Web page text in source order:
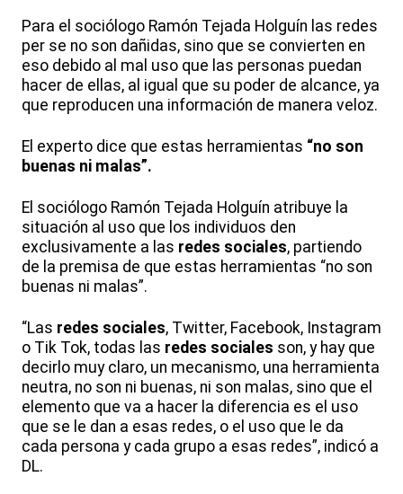
Para el sociólogo Ramón Tejada Holguín las redes
per se no son dañidas, sino que se convierten en
eso debido al mal uso que las personas puedan
hacer de ellas, al igual que su poder de alcance, ya
que reproducen una información de manera veloz.
El experto dice que estas herramientas “no son
buenas ni malas”.
El sociólogo Ramón Tejada Holguín atribuye la
situación al uso que los individuos den
exclusivamente a las redes sociales, partiendo
de la premisa de que estas herramientas “no son
buenas ni malas”.
“Las redes sociales, Twitter, Facebook, Instagram
o Tik Tok, todas las redes sociales son, y hay que
decirlo muy claro, un mecanismo, una herramienta
neutra, no son ni buenas, ni son malas, sino que el
elemento que va a hacer la diferencia es el uso
que se le dan a esas redes, o el uso que le da
cada persona y cada grupo a esas redes”, indicó a
DL.